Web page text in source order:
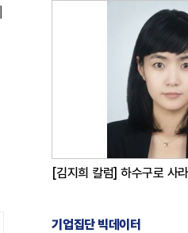
[김지희 칼럼] 하수구로 사
기업집단 빅데이터